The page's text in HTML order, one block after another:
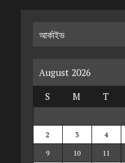
আর্কাইভ
August 2026
S
M T
2
3 4
9
10 11